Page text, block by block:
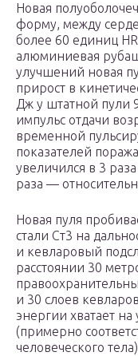
Новая
форму, между
более 60 единиц
алюминиевая
улучшений новая
прирост в
Дж у штатной пули
импульс отдачи
временной
показателей
увеличился в 3
раза —
Новая пуля
стали Ст3 на
и кевларовый
расстоянии 30
и 30 слоев
энергии хватает
(примерно
человеческого